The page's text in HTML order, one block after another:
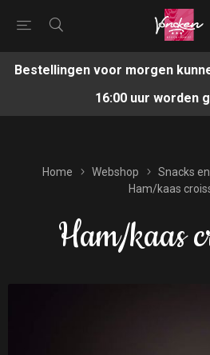
Bestellingen voor morgen
16:00 uur worden
Home Webshop
Snacks
Ham/kaas
Ham/kaas